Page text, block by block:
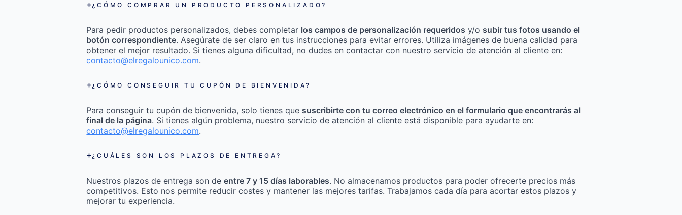
¿CÓMO COMPRAR UN PRODUCTO PERSONALIZADO?
Para pedir productos personalizados, debes completar los campos de personalización requeridos y/o subir tus fotos usando el
botón correspondiente. Asegúrate de ser claro en tus instrucciones para evitar errores. Utiliza imágenes de buena calidad para
obtener el mejor resultado. Si tienes alguna dificultad, no dudes en contactar con nuestro servicio de atención al cliente en:
contacto@elregalounico.com.
¿CÓMO CONSEGUIR TU CUPÓN DE BIENVENIDA?
Para conseguir tu cupón de bienvenida, solo tienes que suscribirte con tu correo electrónico en el formulario que encontrarás al
final de la página. Si tienes algún problema, nuestro servicio de atención al cliente está disponible para ayudarte en:
contacto@elregalounico.com.
¿CUÁLES SON LOS PLAZOS DE ENTREGA?
Nuestros plazos de entrega son deentre 7 y 15 días laborables. No almacenamos productos para poder ofrecerte precios más
competitivos. Esto nos permite reducir costes y mantener las mejores tarifas. Trabajamos cada día para acortar estos plazos y
mejorar tu experiencia.